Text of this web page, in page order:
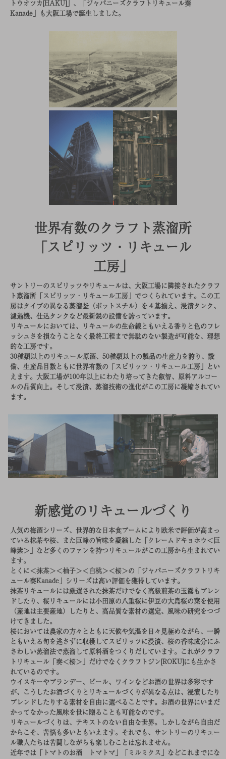
トウオツカ[HAKU]」、「ジャパニーズクラフトリキュール奏
Kanade」も大阪工場で誕生しました。
世界有数のクラフト蒸溜所
「スピリッツ・リキュール
工房」
サントリーのスピリッツやリキュールは、大阪工場に隣接されたクラフ
ト蒸溜所「スピリッツ・リキュール工房」でつくられています。この工
房はタイプの異なる蒸溜釜（ポットスチル）を４基揃え、浸漬タンク、
濾過機、仕込タンクなど最新鋭の設備を誇っています。
リキュールにおいては、リキュールの生命線ともいえる香りと色のフレ
ッシュさを損なうことなく最終工程まで無駄のない製造が可能な、理想
的な工房です。
30種類以上のリキュール原酒、50種類以上の製品の生産力を誇り、設
備、生産品目数ともに世界有数の「スピリッツ・リキュール工房」とい
えます。大阪工場が100年以上にわたり培ってきた叡智、原料アルコー
ルの品質向上。そして浸漬、蒸溜技術の進化がこの工房に凝縮されてい
ます。
新感覚のリキュールづくり
人気の梅酒シリーズ、世界的な日本食ブームにより欧米で評価が高まっ
ている抹茶や桜、また巨峰の旨味を凝縮した「クレームドキョホウ＜巨
峰紫＞」など多くのファンを持つリキュールがこの工房から生まれてい
ます。
とくに＜抹茶＞＜柚子＞＜白桃＞＜桜＞の「ジャパニーズクラフトリキ
ュール奏Kanade」シリーズは高い評価を獲得しています。
抹茶リキュールには厳選された抹茶だけでなく高級煎茶の玉露もブレン
ドしたり、桜リキュールには小田原の八重桜に伊豆の大島桜の葉を使用
（産地は主要産地）したりと、高品質な素材の選定、風味の研究をつづ
けてきました。
桜においては農家の方々とともに天候や気温を日々見極めながら、一瞬
ともいえる旬を逃さずに収穫してスピリッツに浸漬、桜の香味成分にふ
さわしい蒸溜法で蒸溜して原料酒をつくりだしています。これがクラフ
トリキュール「奏＜桜＞」だけでなくクラフトジン[ROKU]にも生かさ
れているのです。
ウイスキーやブランデー、ビール、ワインなどお酒の世界は多彩です
が、こうしたお酒づくりとリキュールづくりが異なる点は、浸漬したり
ブレンドしたりする素材を自由に選べることです。お酒の世界にいまだ
かってなかった風味を世に贈ることも可能なのです。
リキュールづくりは、テキストのない自由な世界。しかしながら自由だ
からこそ、苦悩も多いともいえます。それでも、サントリーのリキュー
ル職人たちは苦闘しながらも楽しむことは忘れません。
近年では「トマトのお酒 トマトマ」「ミルミクス」などこれまでにな